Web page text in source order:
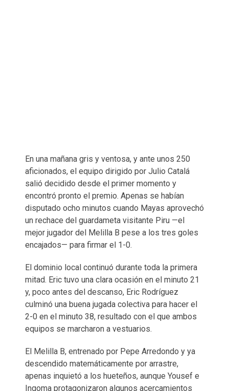
En una mañana gris y ventosa, y ante unos 250
aficionados, el equipo dirigido por Julio Catalá
salió decidido desde el primer momento y
encontró pronto el premio. Apenas se habían
disputado ocho minutos cuando Mayas aprovechó
un rechace del guardameta visitante Piru —el
mejor jugador del Melilla B pese a los tres goles
encajados— para firmar el 1-0.
El dominio local continuó durante toda la primera
mitad. Eric tuvo una clara ocasión en el minuto 21
y, poco antes del descanso, Eric Rodríguez
culminó una buena jugada colectiva para hacer el
2-0 en el minuto 38, resultado con el que ambos
equipos se marcharon a vestuarios.
El Melilla B, entrenado por Pepe Arredondo y ya
descendido matemáticamente por arrastre,
apenas inquietó a los hueteños, aunque Yousef e
Ingoma protagonizaron algunos acercamientos